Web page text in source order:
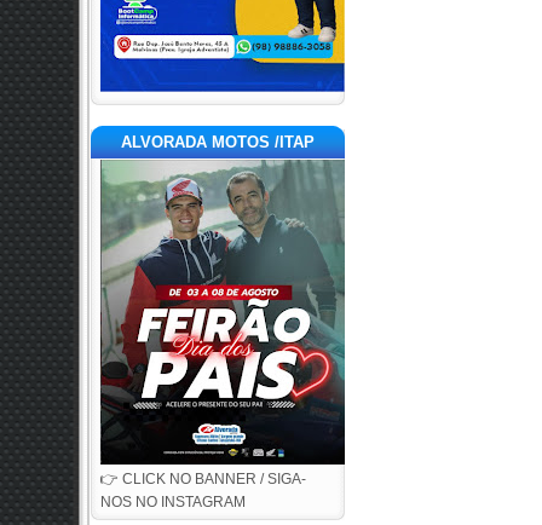
ALVORADA MOTOS /ITAP
👉 CLICK NO BANNER / SIGA-
NOS NO INSTAGRAM